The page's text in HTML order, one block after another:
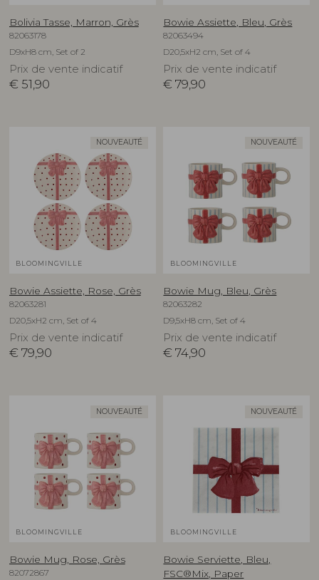
Bolivia Tasse, Marron, Grès
82063178
D9xH8 cm, Set of 2
Prix de vente indicatif
€ 51,90
Bowie Assiette, Bleu, Grès
82063494
D20,5xH2 cm, Set of 4
Prix de vente indicatif
€ 79,90
NOUVEAUTÉ
BLOOMINGVILLE
Bowie Assiette, Rose, Grès
82063281
D20,5xH2 cm, Set of 4
Prix de vente indicatif
€ 79,90
NOUVEAUTÉ
BLOOMINGVILLE
Bowie Mug, Bleu, Grès
82063282
D9,5xH8 cm, Set of 4
Prix de vente indicatif
€ 74,90
NOUVEAUTÉ
BLOOMINGVILLE
Bowie Mug, Rose, Grès
82072867
NOUVEAUTÉ
BLOOMINGVILLE
Bowie Serviette, Bleu,
FSC®Mix, Paper